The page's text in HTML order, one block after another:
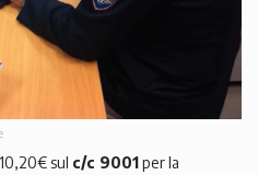
sul c/c 9001per la